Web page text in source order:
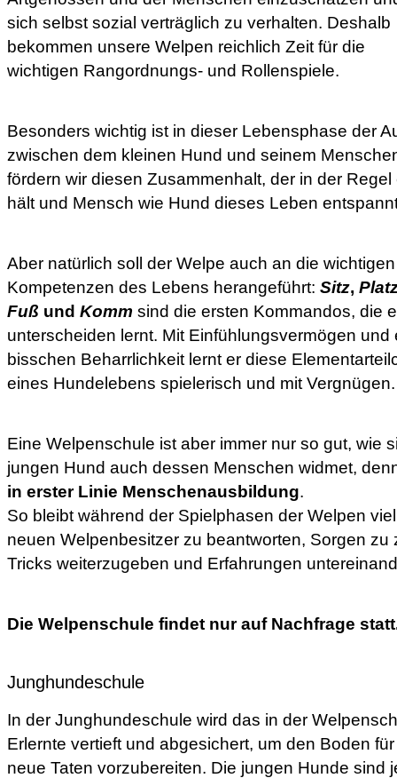
sich selbst sozial verträglich zu verhalten. Deshalb
bekommen unsere Welpen reichlich Zeit für die
wichtigen Rangordnungs- und Rollenspiele.
Besonders wichtig ist in dieser Lebensphase der
zwischen dem kleinen Hund und seinem
fördern wir diesen Zusammenhalt, der in der
hält und Mensch wie Hund dieses Leben
Aber natürlich soll der Welpe auch an die wichtigen
Kompetenzen des Lebens herangeführt: Sitz,
Fuß und Komm sind die ersten Kommandos, die
unterscheiden lernt. Mit Einfühlungsvermögen und
bisschen Beharrlichkeit lernt er diese
eines Hundelebens spielerisch und mit Vergnügen.
Eine Welpenschule ist aber immer nur so gut, wie
jungen Hund auch dessen Menschen widmet,
in erster Linie Menschenausbildung.
So bleibt während der Spielphasen der Welpen
neuen Welpenbesitzer zu beantworten, Sorgen zu
Tricks weiterzugeben und Erfahrungen
Die Welpenschule findet nur auf Nachfrage
Junghundeschule
In der Junghundeschule wird das in der
Erlernte vertieft und abgesichert, um den Boden für
neue Taten vorzubereiten. Die jungen Hunde sind